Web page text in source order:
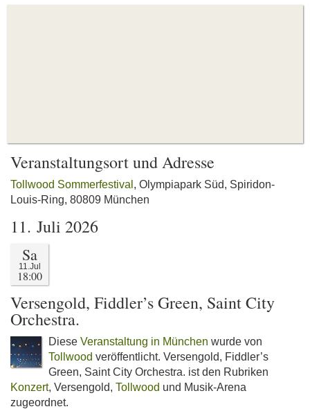
Veranstaltungsort und Adresse
Tollwood Sommerfestival , Olympiapark Süd, Spiridon-
Louis-Ring, 80809 München
11. Juli 2026
Sa
11.Jul
18:00
Versengold, Fiddler’s Green, Saint City
Orchestra.
Diese Veranstaltung in München wurde von
Tollwood veröffentlicht. Versengold, Fiddler’s
Green, Saint City Orchestra. ist den Rubriken
Konzert, Versengold, Tollwood und Musik-Arena
zugeordnet.